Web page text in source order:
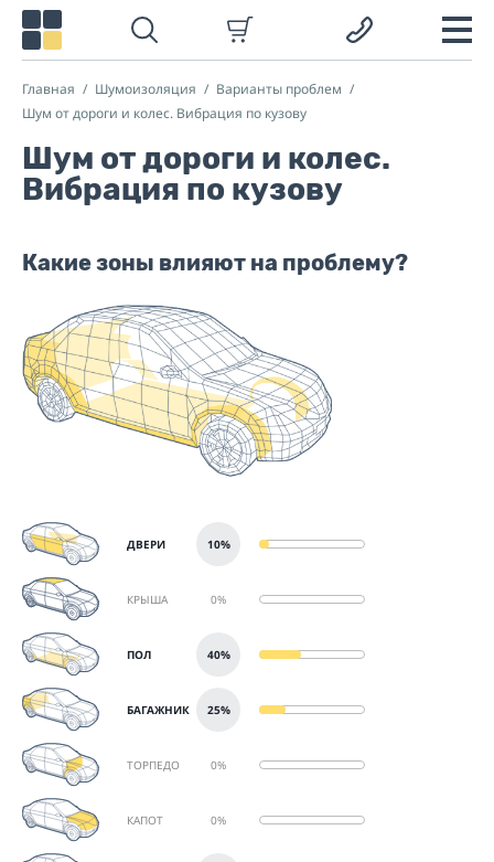
Главная Шумоизоляция
Варианты проблем
Шум от дороги и колес. Вибрация по кузову
Шум от дороги и колес.
Вибрация по кузову
Какие зоны влияют на проблему?
ДВЕРИ 10%
КРЫША 0%
ПОЛ 40%
БАГАЖНИК 25%
ТОРПЕДО 0%
КАПОТ 0%